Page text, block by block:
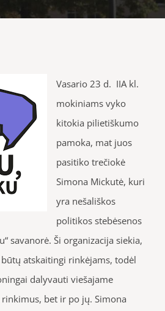
Vasario 23 d. IIA kl.
mokiniams vyko
kitokia pilietiškumo
pamoka, mat juos
pasitiko trečiokė
Simona Mickutė, kuri
yra nešališkos
politikos stebėsenos
savanorė. Ši organizacija siekia,
atskaitingi rinkėjams, todėl
dalyvauti viešajame
bet ir po jų. Simona